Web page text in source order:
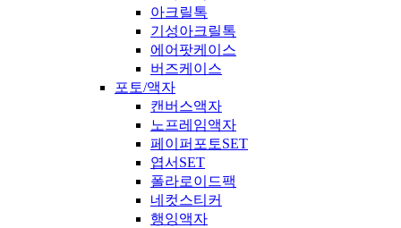
아크릴톡
기성아크릴톡
에어팟케이스
버즈케이스
포토/액자
캔버스액자
노프레임액자
페이퍼포토SET
엽서SET
폴라로이드팩
네컷스티커
행잉액자